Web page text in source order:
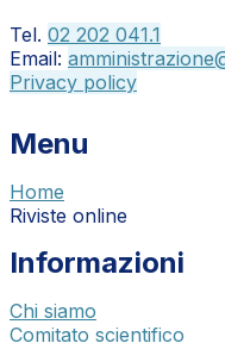
Tel. 02 202 041.1
Email:
Privacy policy
Menu
Home
Riviste online
Informazioni
Chi siamo
Comitato scientifico